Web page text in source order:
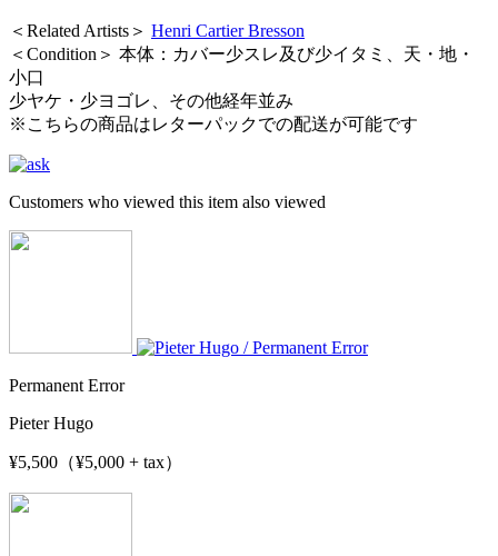
＜Related Artists＞ Henri Cartier Bresson
＜Condition＞ 本体：カバー少スレ及び少イタミ、天・地・
小口
少ヤケ・少ヨゴレ、その他経年並み
※こちらの商品はレターパックでの配送が可能です
Customers who viewed this item also viewed
Permanent Error
Pieter Hugo
¥5,500（¥5,000 + tax）